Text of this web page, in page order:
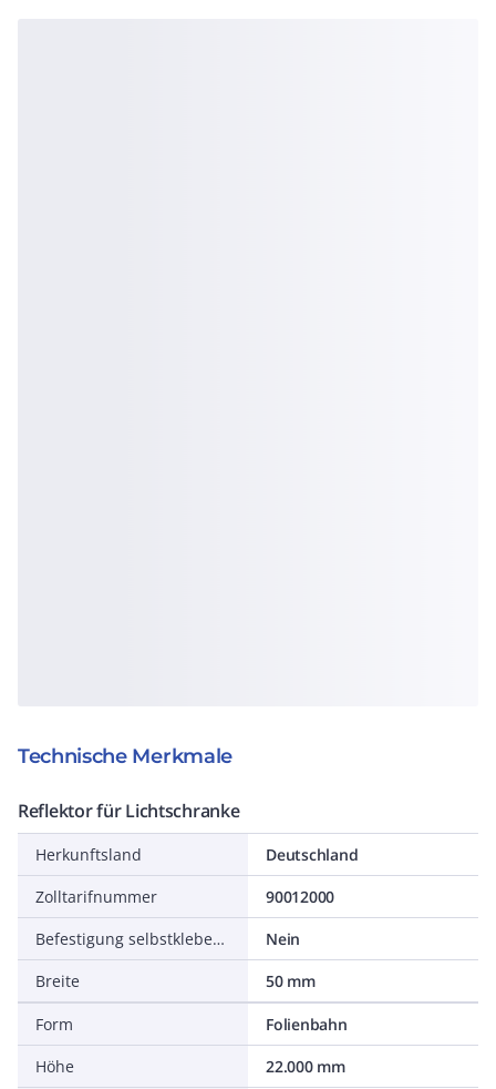
Technische Merkmale
Reflektor für Lichtschranke
Herkunftsland
Deutschland
Zolltarifnummer
90012000
Befestigung selbstklebend
Nein
Breite
50 mm
Form
Folienbahn
Höhe
22.000 mm